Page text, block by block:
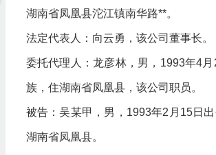
湖南省凤凰县沱江镇南华路**。
法定代表人：向云勇，该公司董事长。
委托代理人：龙彦林，男，1993年4
族，住湖南省凤凰县，该公司职员。
被告：吴某甲，男，1993年2月15日
湖南省凤凰县。